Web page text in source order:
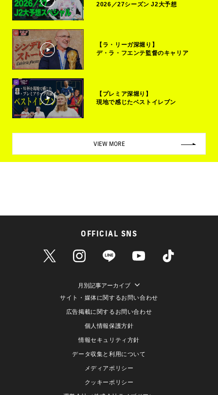
2026／27シーズン J2大予想
【ラ・リーガ深堀り】
デ・ラ・フエンテ監督のキャリア
【プレミア深堀り】
現地で感じたベストイレブン
VIEW MORE
OFFICIAL SNS
月別記事アーカイブ
サイト・媒体に関するお問い合わせ
広告掲載に関するお問い合わせ
個人情報保護方針
情報セキュリティ方針
データ収集と利用について
メディアポリシー
クッキーポリシー